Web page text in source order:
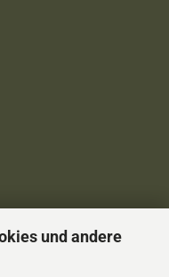
und andere